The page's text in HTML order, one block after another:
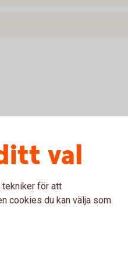
tillfällig höjning?
överföringar när pengarna
val
tekniker för att
cookies du kan välja som